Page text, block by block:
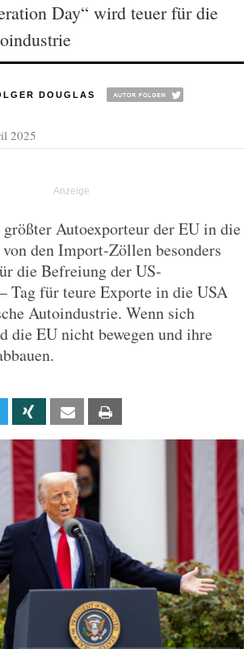
Day“ wird teuer für die
DOUGLAS
2025
Autoexporteur der EU in die
den Import-Zöllen besonders
die Befreiung der US-
Tag für teure Exporte in die USA
Autoindustrie. Wenn sich
die EU nicht bewegen und ihre
Linkedin Xing Email